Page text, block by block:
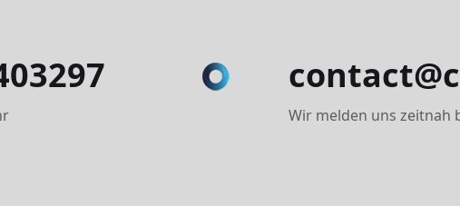
Wir melden uns zeitnah